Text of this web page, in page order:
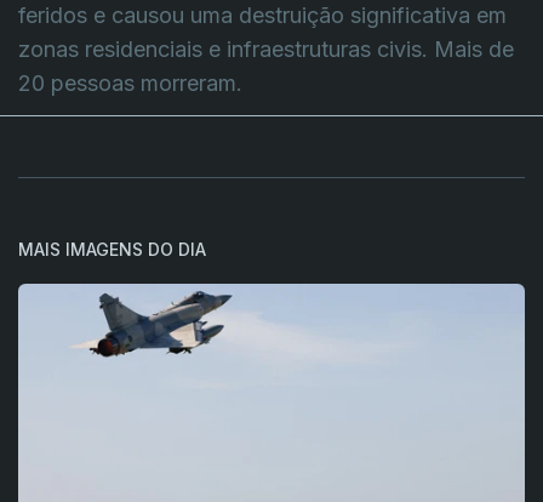
feridos e causou uma destruição significativa em
zonas residenciais e infraestruturas civis. Mais de
20 pessoas morreram.
MAIS IMAGENS DO DIA